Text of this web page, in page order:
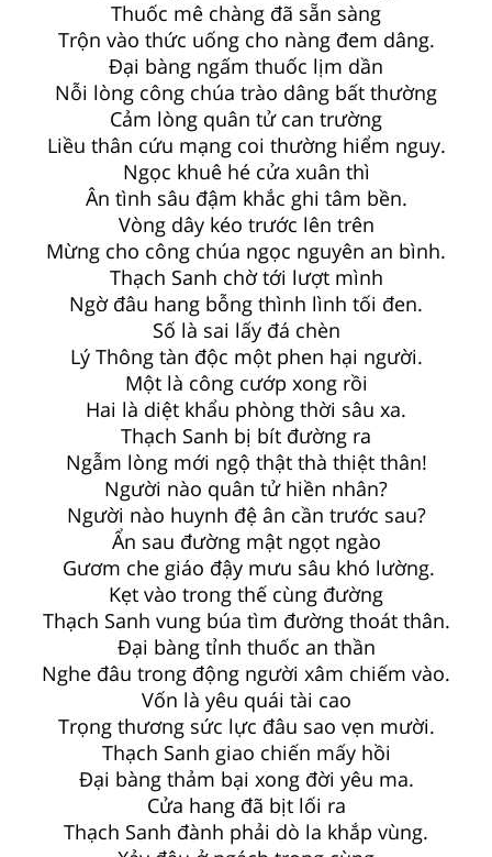
Thuốc mê chàng đã sẵn sàng
Trộn vào thức uống cho nàng đem dâng.
Đại bàng ngấm thuốc lịm dần
Nỗi lòng công chúa trào dâng bất thường
Cảm lòng quân tử can trường
Liều thân cứu mạng coi thường hiểm nguy.
Ngọc khuê hé cửa xuân thì
Ân tình sâu đậm khắc ghi tâm bền.
Vòng dây kéo trước lên trên
Mừng cho công chúa ngọc nguyên an bình.
Thạch Sanh chờ tới lượt mình
Ngờ đâu hang bỗng thình lình tối đen.
Số là sai lấy đá chèn
Lý Thông tàn độc một phen hại người.
Một là công cướp xong rồi
Hai là diệt khẩu phòng thời sâu xa.
Thạch Sanh bị bít đường ra
Ngẫm lòng mới ngộ thật thà thiệt thân!
Người nào quân tử hiền nhân?
Người nào huynh đệ ân cần trước sau?
Ẩn sau đường mật ngọt ngào
Gươm che giáo đậy mưu sâu khó lường.
Kẹt vào trong thế cùng đường
Thạch Sanh vung búa tìm đường thoát thân.
Đại bàng tỉnh thuốc an thần
Nghe đâu trong động người xâm chiếm vào.
Vốn là yêu quái tài cao
Trọng thương sức lực đâu sao vẹn mười.
Thạch Sanh giao chiến mấy hồi
Đại bàng thảm bại xong đời yêu ma.
Cửa hang đã bịt lối ra
Thạch Sanh đành phải dò la khắp vùng.